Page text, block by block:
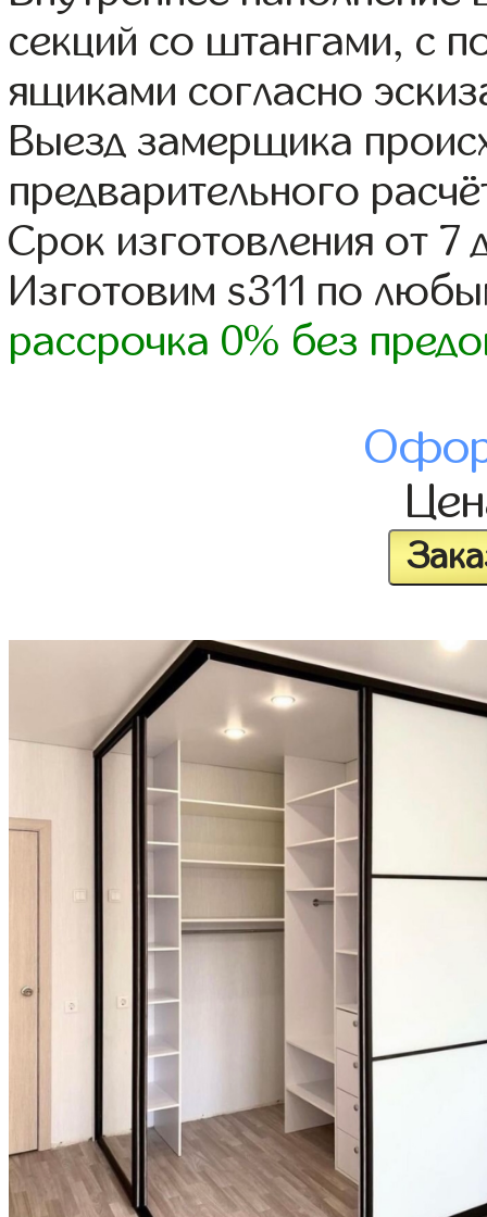
секций со штангами, с
ящиками согласно
Выезд замерщика
предварительного
Срок изготовления от 7
Изготовим s311 по
рассрочка 0% без